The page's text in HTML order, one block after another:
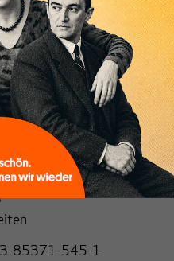
zum neuen
des chinesischen
einer gelenkten
wollen, bietet
verständliche
Marktwirtschaft.
Booms
3-85371-545-1